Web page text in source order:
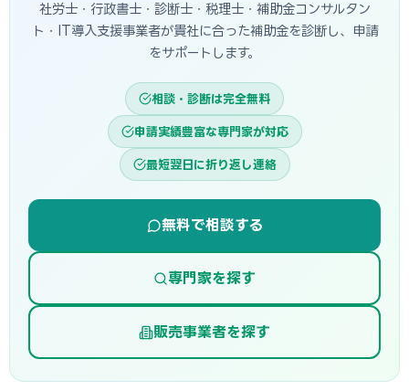
社労士・行政書士・診断士・税理士・補助金コンサルタン
ト・IT導入支援事業者が貴社に合った補助金を診断し、申請
をサポートします。
相談・診断は完全無料
申請実績豊富な専門家が対応
最短翌日に折り返し連絡
無料で相談する
専門家を探す
販売事業者を探す